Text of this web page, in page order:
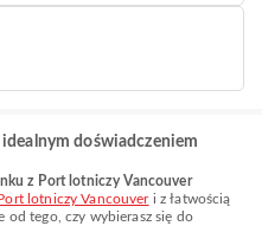
doświadczeniem
z Port lotniczy Vancouver
lotniczy Vancouveri z łatwością
od tego, czy wybierasz się do